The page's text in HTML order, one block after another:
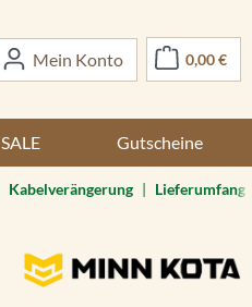
Mein Konto 0,00 €
SALE Gutscheine
Kabelverängerung | Lieferumfang